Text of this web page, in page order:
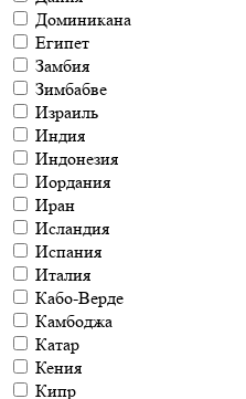
Доминикана
Египет
Замбия
Зимбабве
Израиль
Индия
Индонезия
Иордания
Иран
Исландия
Испания
Италия
Кабо-Верде
Камбоджа
Катар
Кения
Кипр